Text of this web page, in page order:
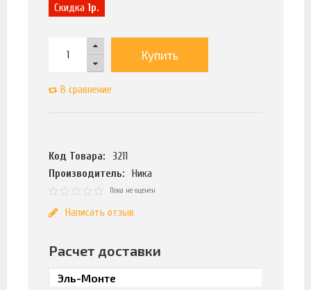
Скидка 1р.
Купить
В сравнение
Код Товара:
3211
Производитель:
Ника
Пока не оценен
Написать отзыв
Расчет доставки